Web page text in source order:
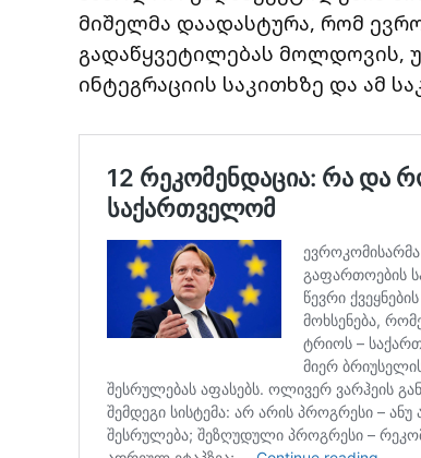
მიშელმა დაადასტურა, რომ
გადაწყვეტილებას მოლდოვის,
ინტეგრაციის საკითხზე და ამ